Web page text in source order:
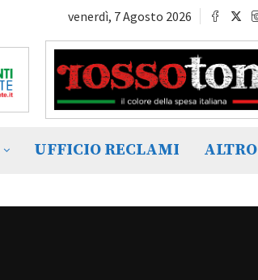
venerdì, 7 Agosto 2026
UFFICIO RECLAMI ALTRO